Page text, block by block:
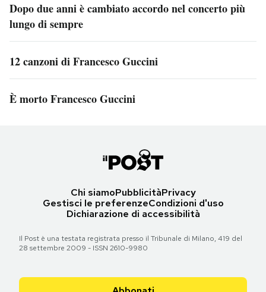
Dopo due anni è cambiato accordo nel concerto più
lungo di sempre
12 canzoni di Francesco Guccini
È morto Francesco Guccini
Chi siamoPubblicitàPrivacy
Gestisci le preferenzeCondizioni d'uso
Dichiarazione di accessibilità
Il Post è una testata registrata presso il Tribunale di Milano, 419 del
28 settembre 2009 - ISSN 2610-9980